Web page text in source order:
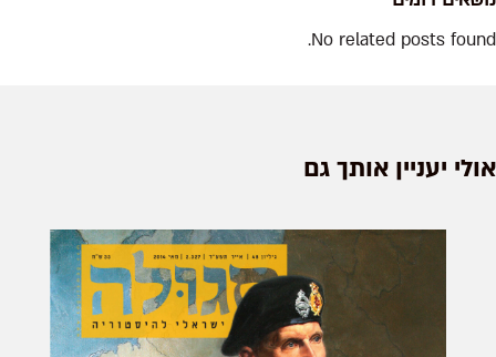
No related posts
יעניין אותך גם